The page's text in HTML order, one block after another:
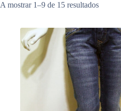
A mostrar 1–9 de 15 resultados